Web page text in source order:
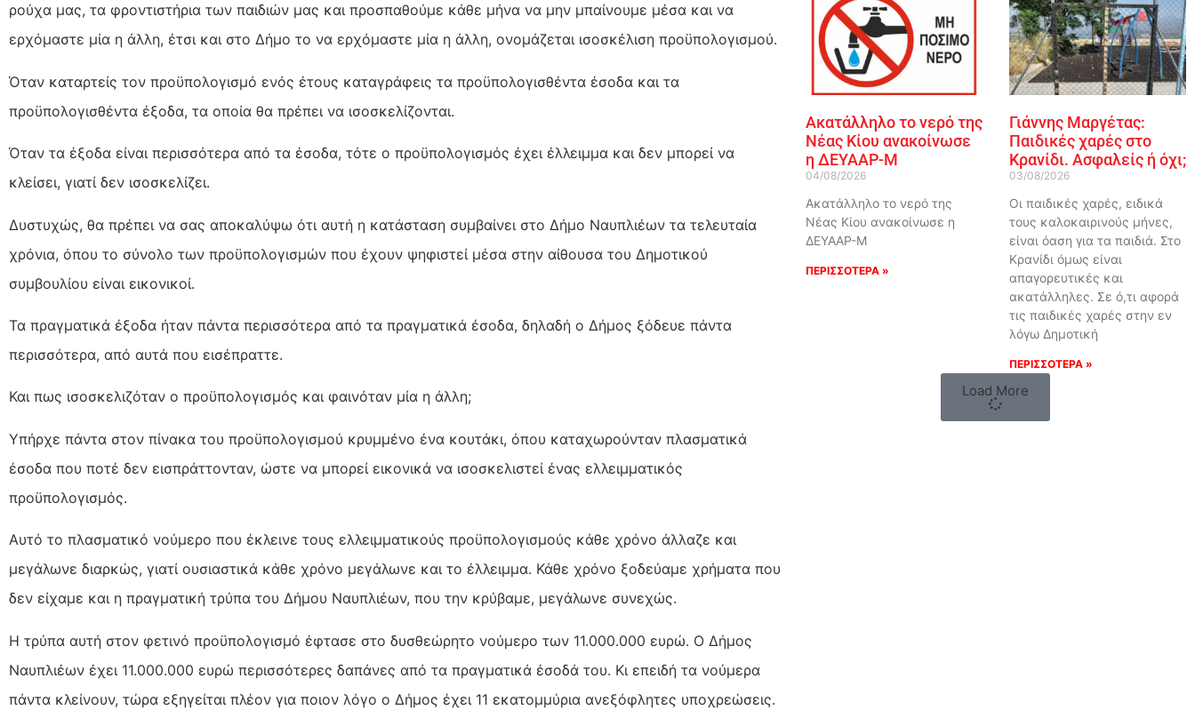
ρούχα μας, τα φροντιστήρια των παιδιών μας και προσπαθούμε κάθε μήνα να μην μπαίνουμε μέσα και να
ερχόμαστε μία η άλλη, έτσι και στο Δήμο το να ερχόμαστε μία η άλλη, ονομάζεται ισοσκέλιση προϋπολογισμού.
Όταν καταρτείς τον προϋπολογισμό ενός έτους καταγράφεις τα προϋπολογισθέντα έσοδα και τα
προϋπολογισθέντα έξοδα, τα οποία θα πρέπει να ισοσκελίζονται.
Όταν τα έξοδα είναι περισσότερα από τα έσοδα, τότε ο προϋπολογισμός έχει έλλειμμα και δεν μπορεί να
κλείσει, γιατί δεν ισοσκελίζει.
Δυστυχώς, θα πρέπει να σας αποκαλύψω ότι αυτή η κατάσταση συμβαίνει στο Δήμο Ναυπλιέων τα τελευταία
χρόνια, όπου το σύνολο των προϋπολογισμών που έχουν ψηφιστεί μέσα στην αίθουσα του Δημοτικού
συμβουλίου είναι εικονικοί.
Τα πραγματικά έξοδα ήταν πάντα περισσότερα από τα πραγματικά έσοδα, δηλαδή ο Δήμος ξόδευε πάντα
περισσότερα, από αυτά που εισέπραττε.
Και πως ισοσκελιζόταν ο προϋπολογισμός και φαινόταν μία η άλλη;
Υπήρχε πάντα στον πίνακα του προϋπολογισμού κρυμμένο ένα κουτάκι, όπου καταχωρούνταν πλασματικά
έσοδα που ποτέ δεν εισπράττονταν, ώστε να μπορεί εικονικά να ισοσκελιστεί ένας ελλειμματικός
προϋπολογισμός.
Αυτό το πλασματικό νούμερο που έκλεινε τους ελλειμματικούς προϋπολογισμούς κάθε χρόνο άλλαζε και
μεγάλωνε διαρκώς, γιατί ουσιαστικά κάθε χρόνο μεγάλωνε και το έλλειμμα. Κάθε χρόνο ξοδεύαμε χρήματα που
δεν είχαμε και η πραγματική τρύπα του Δήμου Ναυπλιέων, που την κρύβαμε, μεγάλωνε συνεχώς.
Η τρύπα αυτή στον φετινό προϋπολογισμό έφτασε στο δυσθεώρητο νούμερο των 11.000.000 ευρώ. Ο Δήμος
Ναυπλιέων έχει 11.000.000 ευρώ περισσότερες δαπάνες από τα πραγματικά έσοδά του. Κι επειδή τα νούμερα
πάντα κλείνουν, τώρα εξηγείται πλέον για ποιον λόγο ο Δήμος έχει 11 εκατομμύρια ανεξόφλητες υποχρεώσεις.
Ακατάλληλο το νερό της
Νέας Κίου ανακοίνωσε
η ΔΕΥΑΑΡ-Μ
04/08/2026
Ακατάλληλο το νερό της
Νέας Κίου ανακοίνωσε η
ΔΕΥΑΑΡ-Μ
ΠΕΡΙΣΣΟΤΕΡΑ »
Γιάννης Μαργέτας:
Παιδικές χαρές στο
Κρανίδι. Ασφαλείς ή όχι;
03/08/2026
Οι παιδικές χαρές, ειδικά
τους καλοκαιρινούς μήνες,
είναι όαση για τα παιδιά. Στο
Κρανίδι όμως είναι
απαγορευτικές και
ακατάλληλες. Σε ό,τι αφορά
τις παιδικές χαρές στην εν
λόγω Δημοτική
ΠΕΡΙΣΣΟΤΕΡΑ »
Load More